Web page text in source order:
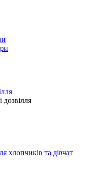
дозвілля
хлопчиків та дівчат